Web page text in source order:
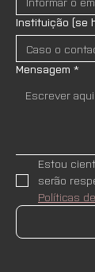
Instituição (se
Mensagem *
Estou
Políticas